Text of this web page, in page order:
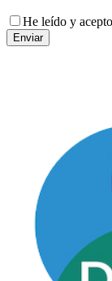
He leído y
Enviar